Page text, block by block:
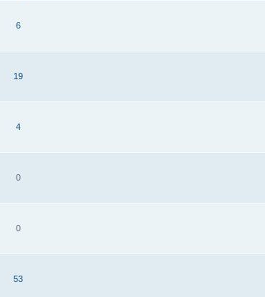
6
19
4
0
0
53